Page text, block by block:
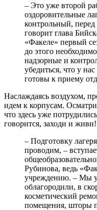
– Это уже второй
оздоровительные
контрольный,
говорит глава
«Факеле» первый
до этого
надзорные и
убедиться, что у
готовы к приему
Наслаждаясь воздухом,
идем к корпусам.
что здесь уже
говорится, заходи и живи!
– Подготовку
проводим, –
Рубинова, ведь
учреждению. – Мы
облагородили, в
косметический
помещения, шторы